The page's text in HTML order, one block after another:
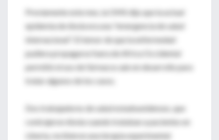
Previamente este mes, la OMS dijo que la actual
epidemia de ébola era una "emergencia de salud
internacional". El temor de que la enfermedad
pudiera propagarse fuera de Africa Occidental
permitió el uso de fármacos aún en desarrollo para
tratar algunos de los casos.
Dos trabajadores de salud estadounidenses, que
contrajeron ébola cuando trataban a pacientes en
Liberia, recibieron una terapia experimental